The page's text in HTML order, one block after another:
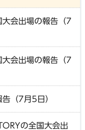
大会出場の報告（7
大会出場の報告（7
（7月5日）
の全国大会出